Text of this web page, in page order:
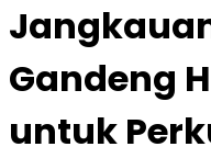
Gandeng
untuk